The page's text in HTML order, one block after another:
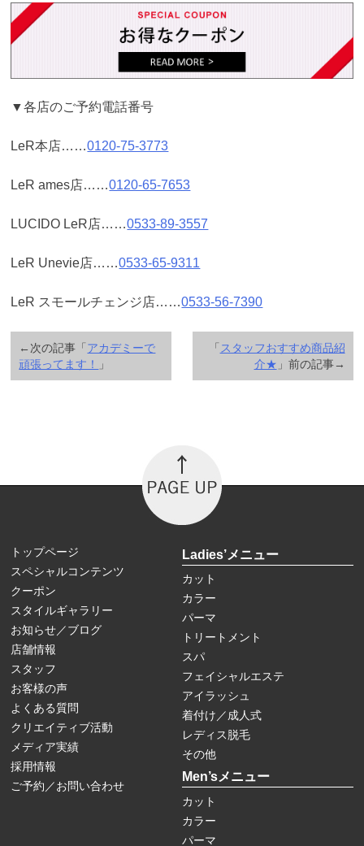
▼各店のご予約電話番号
LeR本店……0120-75-3773
LeR ames店……0120-65-7653
LUCIDO LeR店……0533-89-3557
LeR Unevie店……0533-65-9311
LeR スモールチェンジ店……0533-56-7390
「 スタッフおすすめ商品紹
介★ 」前の記事→
←次の記事「 アカデミーで
頑張ってます！
」
トップページ
スペシャルコンテンツ
クーポン
スタイルギャラリー
お知らせ／ブログ
店舗情報
スタッフ
お客様の声
よくある質問
クリエイティブ活動
メディア実績
採用情報
ご予約／お問い合わせ
Ladies’メニュー
カット
カラー
パーマ
トリートメント
スパ
フェイシャルエステ
アイラッシュ
着付け／成人式
レディス脱毛
その他
Men’sメニュー
カット
カラー
パーマ